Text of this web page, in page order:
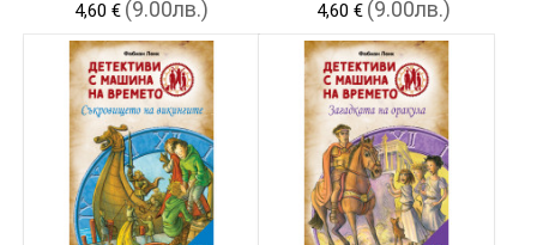
4,60 € (9.00лв.) 4,60 € (9.00лв.)